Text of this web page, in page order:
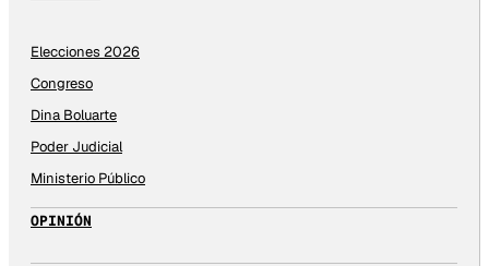
Elecciones 2026
Congreso
Dina Boluarte
Poder Judicial
Ministerio Público
OPINIÓN